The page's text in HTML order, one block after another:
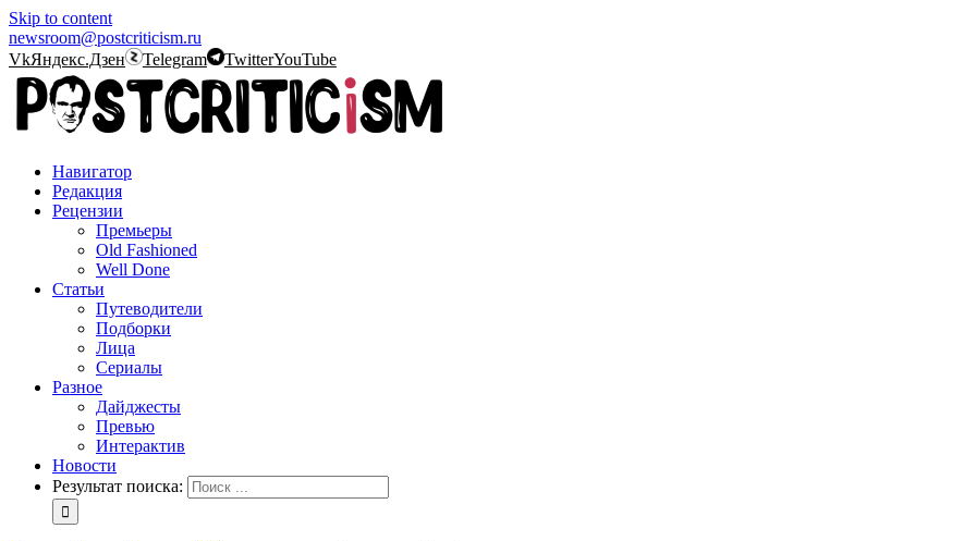
Skip to content
newsroom@postcriticism.ru
VkЯндекс.Дзен Telegram TwitterYouTube
Навигатор
Редакция
Рецензии
Премьеры
Old Fashioned
Well Done
Статьи
Путеводители
Подборки
Лица
Сериалы
Разное
Дайджесты
Превью
Интерактив
Новости
Результат поиска: